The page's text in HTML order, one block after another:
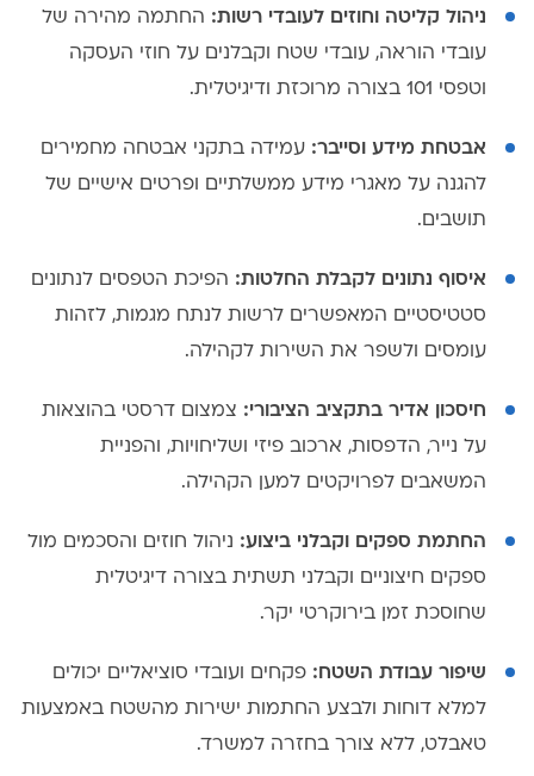
ניהול קליטה וחוזים לעובדי רשות: החתמה מהירה של
עובדי הוראה, עובדי שטח וקבלנים על חוזי העסקה
וטפסי 101 בצורה מרוכזת ודיגיטלית.
אבטחת מידע וסייבר: עמידה בתקני אבטחה מחמירים
להגנה על מאגרי מידע ממשלתיים ופרטים אישיים של
תושבים.
איסוף נתונים לקבלת החלטות: הפיכת הטפסים לנתונים
סטטיסטיים המאפשרים לרשות לנתח מגמות, לזהות
עומסים ולשפר את השירות לקהילה.
חיסכון אדיר בתקציב הציבורי: צמצום דרסטי בהוצאות
על נייר, הדפסות, ארכוב פיזי ושליחויות, והפניית
המשאבים לפרויקטים למען הקהילה.
החתמת ספקים וקבלני ביצוע: ניהול חוזים והסכמים מול
ספקים חיצוניים וקבלני תשתית בצורה דיגיטלית
שחוסכת זמן בירוקרטי יקר.
שיפור עבודת השטח: פקחים ועובדי סוציאליים יכולים
למלא דוחות ולבצע החתמות ישירות מהשטח באמצעות
טאבלט, ללא צורך בחזרה למשרד.